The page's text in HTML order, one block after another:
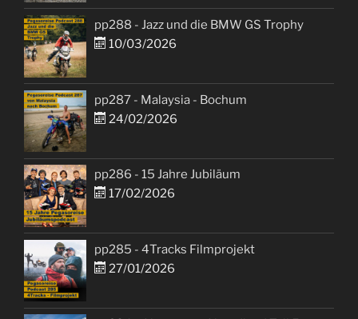
pp288 - Jazz und die BMW GS Trophy
10/03/2026
pp287 - Malaysia - Bochum
24/02/2026
pp286 - 15 Jahre Jubiläum
17/02/2026
pp285 - 4Tracks Filmprojekt
27/01/2026